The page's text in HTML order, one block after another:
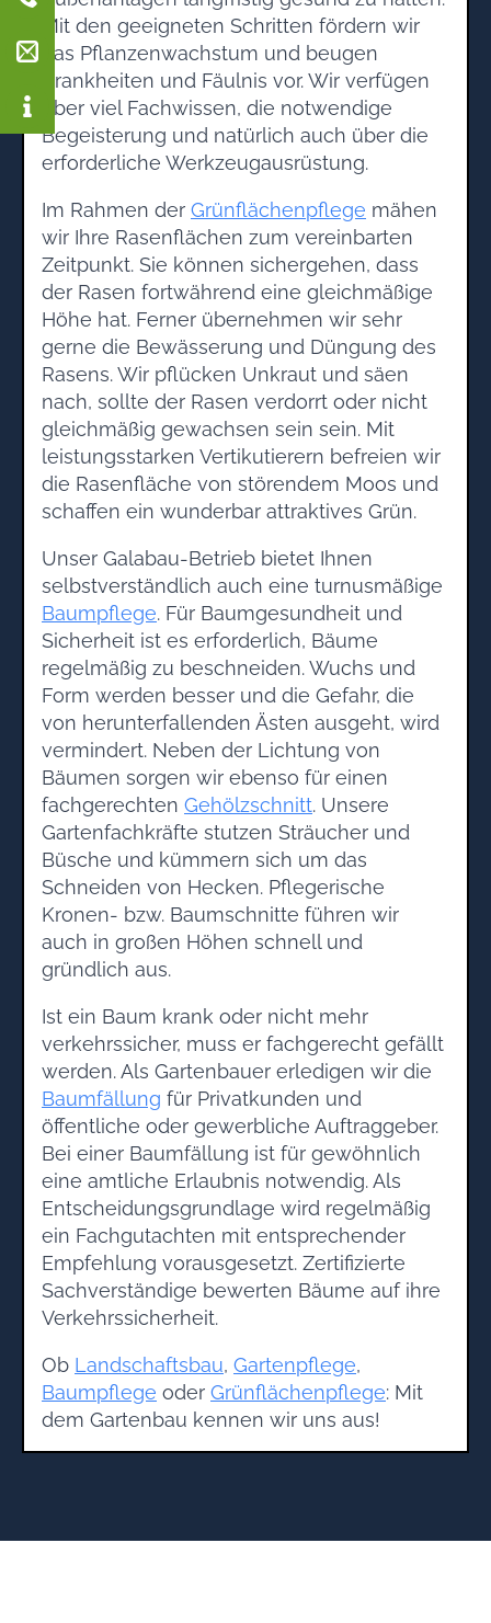
Mit den geeigneten Schritten fördern wir
das Pflanzenwachstum und beugen
Krankheiten und Fäulnis vor. Wir verfügen
über viel Fachwissen, die notwendige
Begeisterung und natürlich auch über die
erforderliche Werkzeugausrüstung.
Im Rahmen der Grünflächenpflege mähen
wir Ihre Rasenflächen zum vereinbarten
Zeitpunkt. Sie können sichergehen, dass
der Rasen fortwährend eine gleichmäßige
Höhe hat. Ferner übernehmen wir sehr
gerne die Bewässerung und Düngung des
Rasens. Wir pflücken Unkraut und säen
nach, sollte der Rasen verdorrt oder nicht
gleichmäßig gewachsen sein sein. Mit
leistungsstarken Vertikutierern befreien wir
die Rasenfläche von störendem Moos und
schaffen ein wunderbar attraktives Grün.
Unser Galabau-Betrieb bietet Ihnen
selbstverständlich auch eine turnusmäßige
Baumpflege. Für Baumgesundheit und
Sicherheit ist es erforderlich, Bäume
regelmäßig zu beschneiden. Wuchs und
Form werden besser und die Gefahr, die
von herunterfallenden Ästen ausgeht, wird
vermindert. Neben der Lichtung von
Bäumen sorgen wir ebenso für einen
fachgerechten Gehölzschnitt. Unsere
Gartenfachkräfte stutzen Sträucher und
Büsche und kümmern sich um das
Schneiden von Hecken. Pflegerische
Kronen- bzw. Baumschnitte führen wir
auch in großen Höhen schnell und
gründlich aus.
Ist ein Baum krank oder nicht mehr
verkehrssicher, muss er fachgerecht gefällt
werden. Als Gartenbauer erledigen wir die
Baumfällung für Privatkunden und
öffentliche oder gewerbliche Auftraggeber.
Bei einer Baumfällung ist für gewöhnlich
eine amtliche Erlaubnis notwendig. Als
Entscheidungsgrundlage wird regelmäßig
ein Fachgutachten mit entsprechender
Empfehlung vorausgesetzt. Zertifizierte
Sachverständige bewerten Bäume auf ihre
Verkehrssicherheit.
Ob Landschaftsbau, Gartenpflege,
Baumpflege oder Grünflächenpflege: Mit
dem Gartenbau kennen wir uns aus!